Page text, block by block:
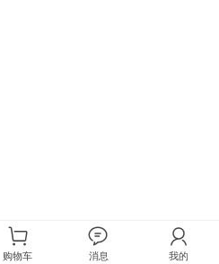
购物车 消息 我的